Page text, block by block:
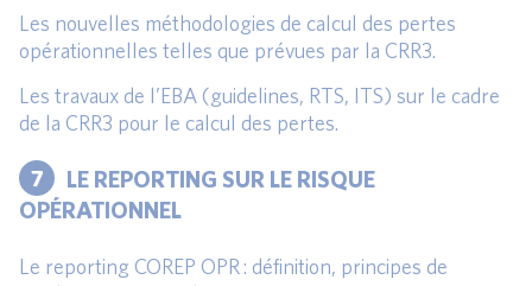
Les nouvelles méthodologies de calcul des pertes
opérationnelles telles que prévues par la CRR3.
Les travaux de l’EBA (guidelines, RTS, ITS) sur le cadre
de la CRR3 pour le calcul des pertes.
7
LE REPORTING SUR LE RISQUE
OPÉRATIONNEL
Le reporting COREP OPR : définition, principes de